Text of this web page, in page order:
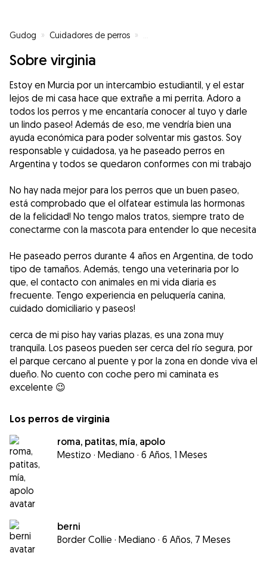
Gudog » Cuidadores de perros »
Sobre virginia
Estoy en Murcia por un intercambio estudiantil, y el estar
lejos de mi casa hace que extrañe a mi perrita. Adoro a
todos los perros y me encantaría conocer al tuyo y darle
un lindo paseo! Además de eso, me vendría bien una
ayuda económica para poder solventar mis gastos. Soy
responsable y cuidadosa, ya he paseado perros en
Argentina y todos se quedaron conformes con mi trabajo
No hay nada mejor para los perros que un buen paseo,
está comprobado que el olfatear estimula las hormonas
de la felicidad! No tengo malos tratos, siempre trato de
conectarme con la mascota para entender lo que necesita
He paseado perros durante 4 años en Argentina, de todo
tipo de tamaños. Además, tengo una veterinaria por lo
que, el contacto con animales en mi vida diaria es
frecuente. Tengo experiencia en peluquería canina,
cuidado domiciliario y paseos!
cerca de mi piso hay varias plazas, es una zona muy
tranquila. Los paseos pueden ser cerca del río segura, por
el parque cercano al puente y por la zona en donde viva el
dueño. No cuento con coche pero mi caminata es
Los perros de virginia
roma, patitas, mía, apolo
Mestizo · Mediano · 6 Años, 1 Meses
berni
Border Collie · Mediano · 6 Años, 7 Meses